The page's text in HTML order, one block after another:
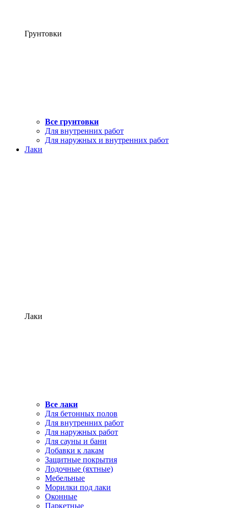
Грунтовки
Все грунтовки
Для внутренних работ
Для наружных и внутренних работ
Лаки
Лаки
Все лаки
Для бетонных полов
Для внутренних работ
Для наружных работ
Для сауны и бани
Добавки к лакам
Защитные покрытия
Лодочные (яхтные)
Мебельные
Морилки под лаки
Оконные
Паркетные